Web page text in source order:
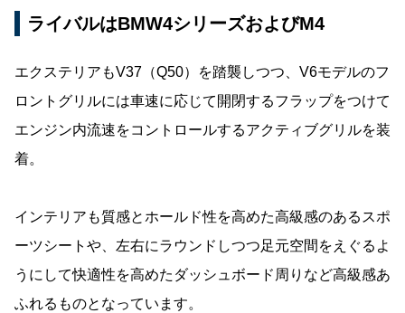
ライバルはBMW4シリーズおよびM4
エクステリアもV37（Q50）を踏襲しつつ、V6モデルのフ
ロントグリルには車速に応じて開閉するフラップをつけて
エンジン内流速をコントロールするアクティブグリルを装
着。
インテリアも質感とホールド性を高めた高級感のあるスポ
ーツシートや、左右にラウンドしつつ足元空間をえぐるよ
うにして快適性を高めたダッシュボード周りなど高級感あ
ふれるものとなっています。